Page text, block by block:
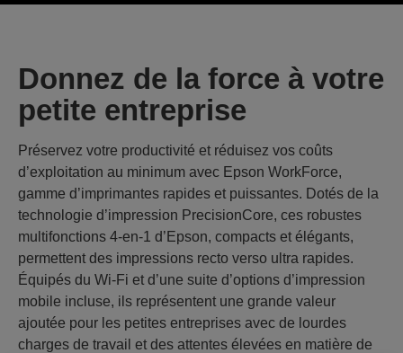
Donnez de la force à votre
petite entreprise
Préservez votre productivité et réduisez vos coûts
d’exploitation au minimum avec Epson WorkForce,
gamme d’imprimantes rapides et puissantes. Dotés de la
technologie d’impression PrecisionCore, ces robustes
multifonctions 4-en-1 d’Epson, compacts et élégants,
permettent des impressions recto verso ultra rapides.
Équipés du Wi-Fi et d’une suite d’options d’impression
mobile incluse, ils représentent une grande valeur
ajoutée pour les petites entreprises avec de lourdes
charges de travail et des attentes élevées en matière de